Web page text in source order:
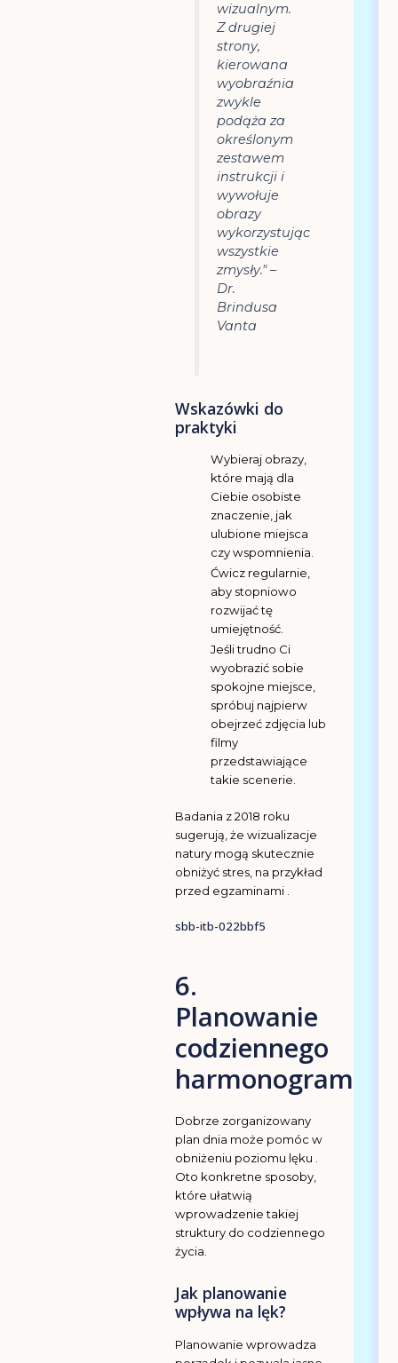
wizualnym.
Z drugiej
strony,
kierowana
wyobraźnia
zwykle
podąża za
określonym
zestawem
instrukcji i
wywołuje
obrazy
wykorzystując
wszystkie
zmysły." –
Dr.
Brindusa
Vanta
Wskazówki do
praktyki
Wybieraj obrazy,
które mają dla
Ciebie osobiste
znaczenie, jak
ulubione miejsca
czy wspomnienia.
Ćwicz regularnie,
aby stopniowo
rozwijać tę
umiejętność.
Jeśli trudno Ci
wyobrazić sobie
spokojne miejsce,
spróbuj najpierw
obejrzeć zdjęcia lub
filmy
przedstawiające
takie scenerie.
Badania z 2018 roku
sugerują, że wizualizacje
natury mogą skutecznie
obniżyć stres, na przykład
przed egzaminami .
sbb-itb-022bbf5
6.
Planowanie
codziennego
harmonogramu
Dobrze zorganizowany
plan dnia może pomóc w
obniżeniu poziomu lęku .
Oto konkretne sposoby,
które ułatwią
wprowadzenie takiej
struktury do codziennego
życia.
Jak planowanie
wpływa na lęk?
Planowanie wprowadza